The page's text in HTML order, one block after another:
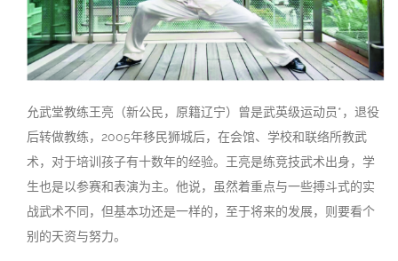
允武堂教练王亮（新公民，原籍辽宁）曾是武英级运动员*，退役
后转做教练，2005年移民狮城后，在会馆、学校和联络所教武
术，对于培训孩子有十数年的经验。王亮是练竞技武术出身，学
生也是以参赛和表演为主。他说，虽然着重点与一些搏斗式的实
战武术不同，但基本功还是一样的，至于将来的发展，则要看个
别的天资与努力。